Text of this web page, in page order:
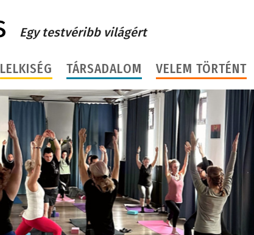
Egy testvéribb világért
LELKISÉG TÁRSADALOM VELEM TÖRTÉNT